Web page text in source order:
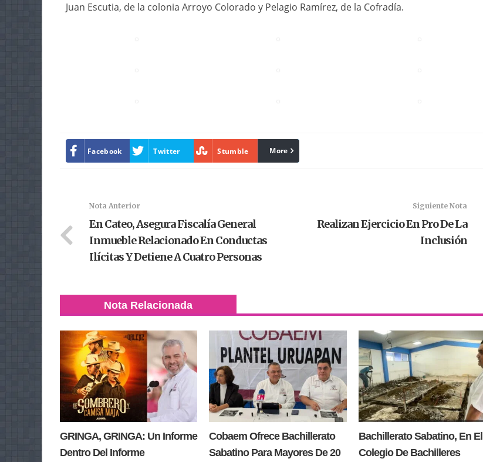
Juan Escutia, de la colonia Arroyo Colorado y Pelagio Ramírez, de la Cofradía.
Facebook Twitter Stumble linkedin
More
Nota Anterior
En Cateo, Asegura Fiscalía General
Inmueble Relacionado En Conductas
Ilícitas Y Detiene A Cuatro Personas
Siguiente Nota
Realizan Ejercicio En Pro De La
Inclusión
Nota Relacionada
GRINGA, GRINGA: Un Informe
Dentro Del Informe
Cobaem Ofrece Bachillerato
Sabatino Para Mayores De 20
Bachillerato Sabatino, En El
Colegio De Bachilleres